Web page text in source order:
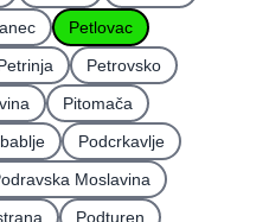
Petlovac
Petrovsko
Pitomača
Podcrkavlje
Moslavina
Podturen